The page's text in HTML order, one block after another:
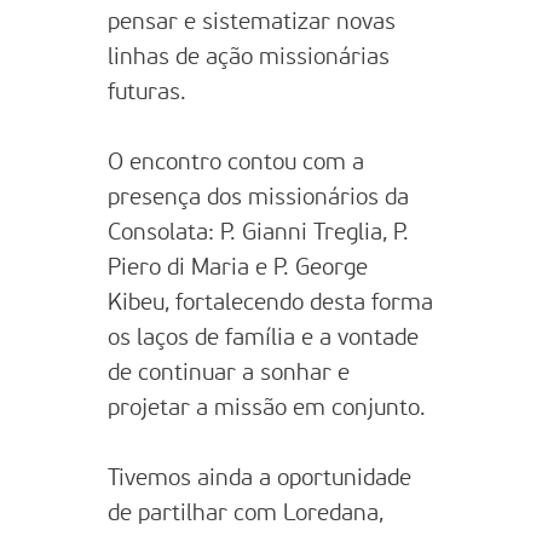
pensar e sistematizar novas
linhas de ação missionárias
futuras.
O encontro contou com a
presença dos missionários da
Consolata: P. Gianni Treglia, P.
Piero di Maria e P. George
Kibeu, fortalecendo desta forma
os laços de família e a vontade
de continuar a sonhar e
projetar a missão em conjunto.
Tivemos ainda a oportunidade
de partilhar com Loredana,